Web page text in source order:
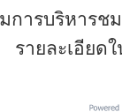
ารบริหารช
รายละเอียด